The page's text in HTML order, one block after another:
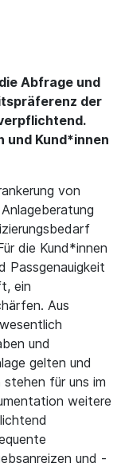
Abfrage und
der
und Kund*innen
von
die Kund*innen
Passgenauigkeit
ein
Aus
und
gelten und
für uns im
weitere
und -